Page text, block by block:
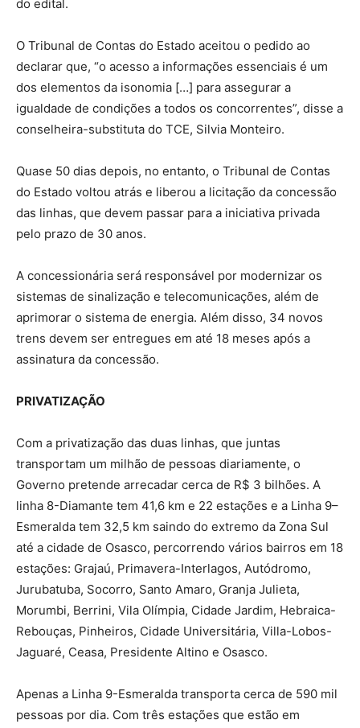
do edital.
O Tribunal de Contas do Estado aceitou o pedido ao
declarar que, “o acesso a informações essenciais é um
dos elementos da isonomia […] para assegurar a
igualdade de condições a todos os concorrentes”, disse a
conselheira-substituta do TCE, Silvia Monteiro.
Quase 50 dias depois, no entanto, o Tribunal de Contas
do Estado voltou atrás e liberou a licitação da concessão
das linhas, que devem passar para a iniciativa privada
pelo prazo de 30 anos.
A concessionária será responsável por modernizar os
sistemas de sinalização e telecomunicações, além de
aprimorar o sistema de energia. Além disso, 34 novos
trens devem ser entregues em até 18 meses após a
assinatura da concessão.
PRIVATIZAÇÃO
Com a privatização das duas linhas, que juntas
transportam um milhão de pessoas diariamente, o
Governo pretende arrecadar cerca de R$ 3 bilhões. A
linha 8-Diamante tem 41,6 km e 22 estações e a Linha 9–
Esmeralda tem 32,5 km saindo do extremo da Zona Sul
até a cidade de Osasco, percorrendo vários bairros em 18
estações: Grajaú, Primavera-Interlagos, Autódromo,
Jurubatuba, Socorro, Santo Amaro, Granja Julieta,
Morumbi, Berrini, Vila Olímpia, Cidade Jardim, Hebraica-
Rebouças, Pinheiros, Cidade Universitária, Villa-Lobos-
Jaguaré, Ceasa, Presidente Altino e Osasco.
Apenas a Linha 9-Esmeralda transporta cerca de 590 mil
pessoas por dia. Com três estações que estão em